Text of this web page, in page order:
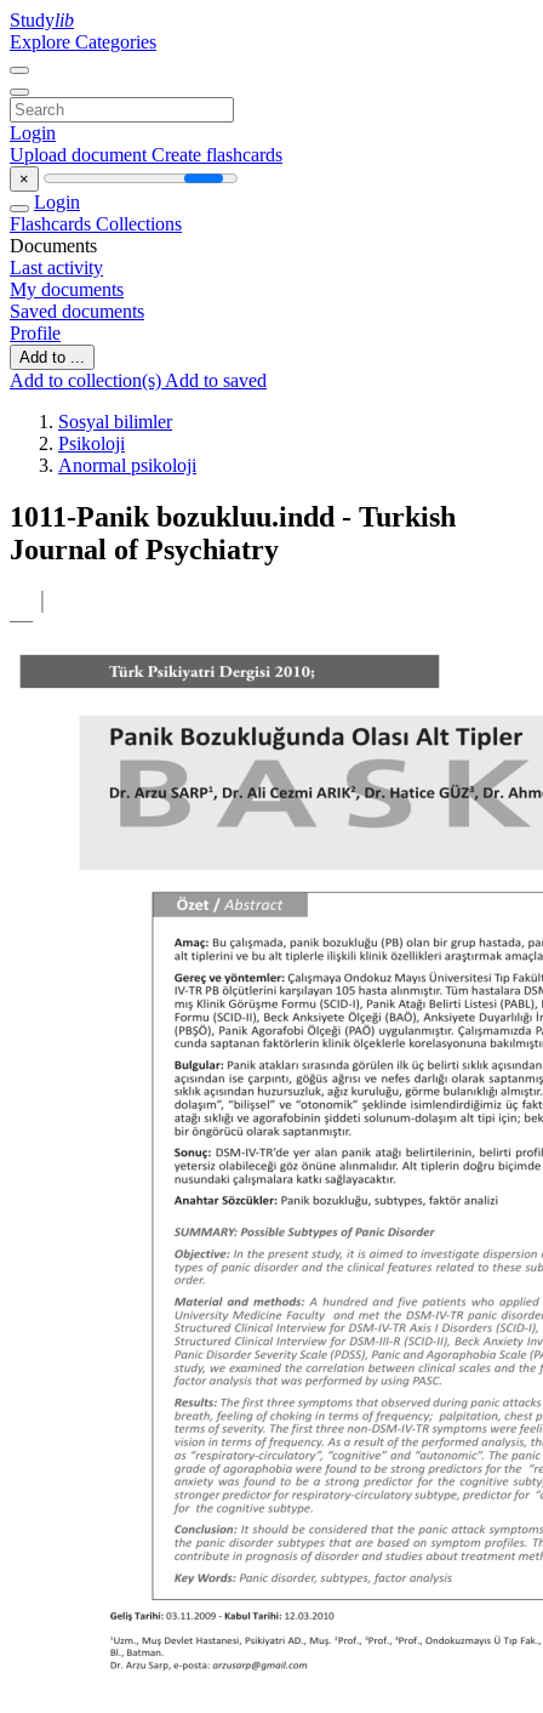
Studylib
Explore Categories
Login
Upload document Create flashcards
×
Login
Flashcards Collections
Documents
Last activity
My documents
Saved documents
Profile
Add to ...
Add to collection(s) Add to saved
Sosyal bilimler
Psikoloji
Anormal psikoloji
1011-Panik bozukluu.indd - Turkish
Journal of Psychiatry